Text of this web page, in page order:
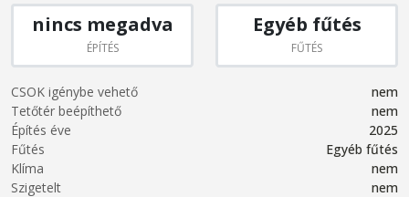
nincs megadva
ÉPÍTÉS
Egyéb fűtés
FŰTÉS
CSOK igénybe vehető
nem
Tetőtér beépíthető
nem
Építés éve
2025
Fűtés
Egyéb fűtés
Klíma
nem
Szigetelt
nem